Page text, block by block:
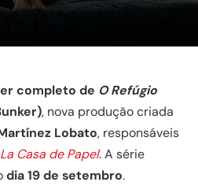
completo de O Refúgio
, nova produção criada
Lobato, responsáveis
La Casa de Papel. A série
dia 19 de setembro.